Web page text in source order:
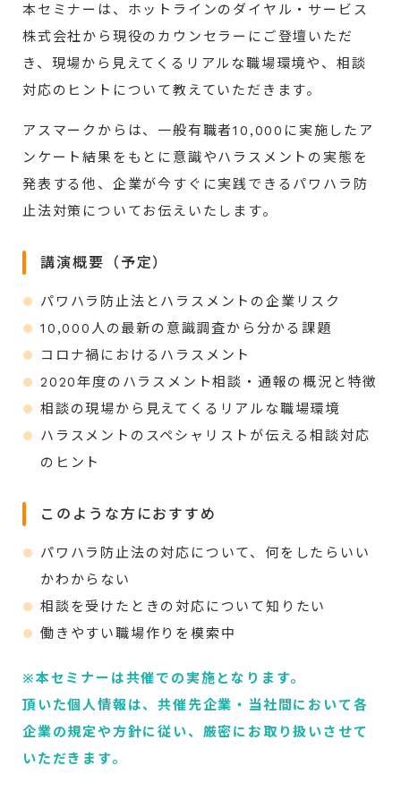
本セミナーは、ホットラインのダイヤル・サービス
株式会社から現役のカウンセラーにご登壇いただ
き、現場から見えてくるリアルな職場環境や、相談
対応のヒントについて教えていただきます。
アスマークからは、一般有職者10,000に実施したア
ンケート結果をもとに意識やハラスメントの実態を
発表する他、企業が今すぐに実践できるパワハラ防
止法対策についてお伝えいたします。
講演概要（予定）
パワハラ防止法とハラスメントの企業リスク
10,000人の最新の意識調査から分かる課題
コロナ禍におけるハラスメント
2020年度のハラスメント相談・通報の概況と特徴
相談の現場から見えてくるリアルな職場環境
ハラスメントのスペシャリストが伝える相談対応
のヒント
このような方におすすめ
パワハラ防止法の対応について、何をしたらいい
かわからない
相談を受けたときの対応について知りたい
働きやすい職場作りを模索中
※本セミナーは共催での実施となります。
頂いた個人情報は、共催先企業・当社間において各
企業の規定や方針に従い、厳密にお取り扱いさせて
いただきます。